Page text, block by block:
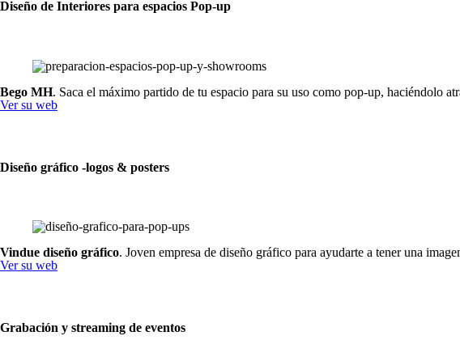
Diseño de Interiores para espacios Pop-up
Bego MH. Saca el máximo partido de tu espacio para su uso como pop-up, haciéndolo
Ver su web
Diseño gráfico -logos & posters
Vindue diseño gráfico. Joven empresa de diseño gráfico para ayudarte a tener una
Ver su web
Grabación y streaming de eventos